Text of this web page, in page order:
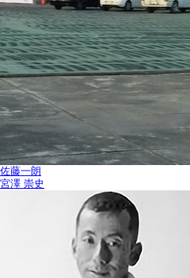
佐藤一朗
宮澤 崇史